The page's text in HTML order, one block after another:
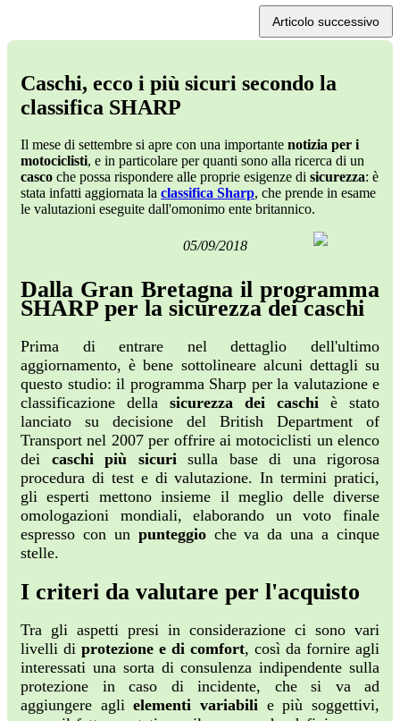
Articolo successivo
Caschi, ecco i più sicuri secondo la
classifica SHARP
Il mese di settembre si apre con una importante notizia per i
motociclisti, e in particolare per quanti sono alla ricerca di un
casco che possa rispondere alle proprie esigenze di sicurezza: è
stata infatti aggiornata la classifica Sharp, che prende in esame
le valutazioni eseguite dall'omonimo ente britannico.
05/09/2018
Dalla Gran Bretagna il programma
SHARP per la sicurezza dei caschi
Prima di entrare nel dettaglio dell'ultimo
aggiornamento, è bene sottolineare alcuni dettagli su
questo studio: il programma Sharp per la valutazione e
classificazione della sicurezza dei caschi è stato
lanciato su decisione del British Department of
Transport nel 2007 per offrire ai motociclisti un elenco
dei caschi più sicurisulla base di una rigorosa
procedura di test e di valutazione. In termini pratici,
gli esperti mettono insieme il meglio delle diverse
omologazioni mondiali, elaborando un voto finale
espresso con un punteggioche va da una a cinque
stelle.
I criteri da valutare per l'acquisto
Tra gli aspetti presi in considerazione ci sono vari
livelli di protezione e di comfort, così da fornire agli
interessati una sorta di consulenza indipendente sulla
protezione in caso di incidente, che si va ad
aggiungere aglielementi variabili e più soggettivi,